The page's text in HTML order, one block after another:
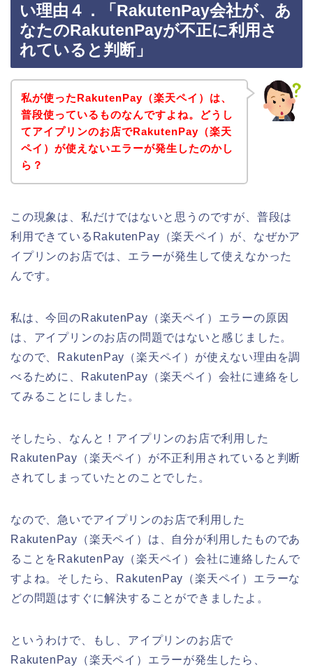
い理由４．「RakutenPay会社が、あ
なたのRakutenPayが不正に利用さ
れていると判断」
私が使ったRakutenPay（楽天ペイ）は、
普段使っているものなんですよね。どうし
てアイプリンのお店でRakutenPay（楽天
ペイ）が使えないエラーが発生したのかし
ら？
この現象は、私だけではないと思うのですが、普段は
利用できているRakutenPay（楽天ペイ）が、なぜかア
イプリンのお店では、エラーが発生して使えなかった
んです。
私は、今回のRakutenPay（楽天ペイ）エラーの原因
は、アイプリンのお店の問題ではないと感じました。
なので、RakutenPay（楽天ペイ）が使えない理由を調
べるために、RakutenPay（楽天ペイ）会社に連絡をし
てみることにしました。
そしたら、なんと！アイプリンのお店で利用した
RakutenPay（楽天ペイ）が不正利用されていると判断
されてしまっていたとのことでした。
なので、急いでアイプリンのお店で利用した
RakutenPay（楽天ペイ）は、自分が利用したものであ
ることをRakutenPay（楽天ペイ）会社に連絡したんで
すよね。そしたら、RakutenPay（楽天ペイ）エラーな
どの問題はすぐに解決することができましたよ。
というわけで、もし、アイプリンのお店で
RakutenPay（楽天ペイ）エラーが発生したら、